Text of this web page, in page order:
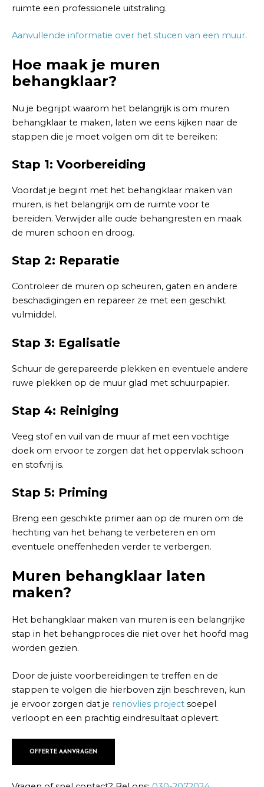
ruimte een professionele uitstraling.
Aanvullende informatie over het stucen van een muur.
Hoe maak je muren
behangklaar?
Nu je begrijpt waarom het belangrijk is om muren
behangklaar te maken, laten we eens kijken naar de
stappen die je moet volgen om dit te bereiken:
Stap 1: Voorbereiding
Voordat je begint met het behangklaar maken van
muren, is het belangrijk om de ruimte voor te
bereiden. Verwijder alle oude behangresten en maak
de muren schoon en droog.
Stap 2: Reparatie
Controleer de muren op scheuren, gaten en andere
beschadigingen en repareer ze met een geschikt
vulmiddel.
Stap 3: Egalisatie
Schuur de gerepareerde plekken en eventuele andere
ruwe plekken op de muur glad met schuurpapier.
Stap 4: Reiniging
Veeg stof en vuil van de muur af met een vochtige
doek om ervoor te zorgen dat het oppervlak schoon
en stofvrij is.
Stap 5: Priming
Breng een geschikte primer aan op de muren om de
hechting van het behang te verbeteren en om
eventuele oneffenheden verder te verbergen.
Muren behangklaar laten
maken?
Het behangklaar maken van muren is een belangrijke
stap in het behangproces die niet over het hoofd mag
worden gezien.
Door de juiste voorbereidingen te treffen en de
stappen te volgen die hierboven zijn beschreven, kun
je ervoor zorgen dat je renovlies project soepel
verloopt en een prachtig eindresultaat oplevert.
OFFERTE AANVRAGEN